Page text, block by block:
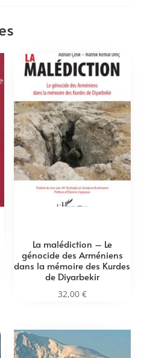
La malédiction – Le
génocide des Arméniens
dans la mémoire des Kurdes
de Diyarbekir
32,00 €